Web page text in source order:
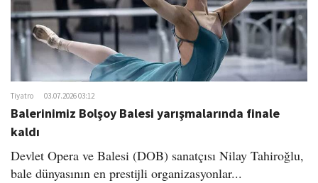
Tiyatro 03.07.2026 03:12
Balerinimiz Bolşoy Balesi yarışmalarında finale
kaldı
Devlet Opera ve Balesi (DOB) sanatçısı Nilay Tahiroğlu,
bale dünyasının en prestijli organizasyonlar...